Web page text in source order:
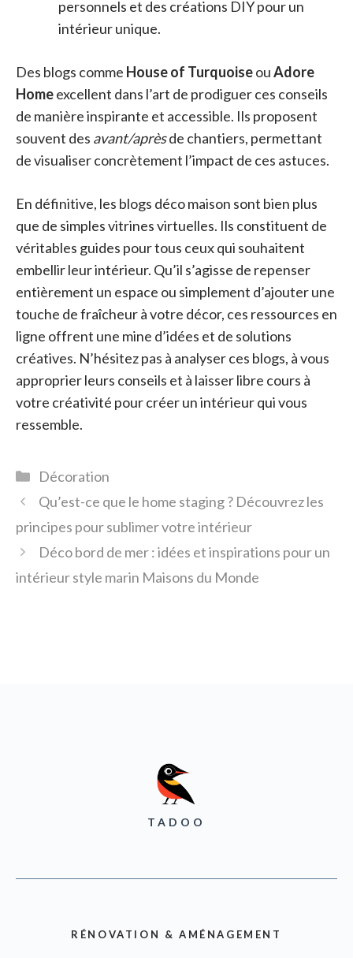
personnels et des créations DIY pour un
intérieur unique.
Des blogs comme House of TurquoiseouAdore
Homeexcellent dans l’art de prodiguer ces conseils
de manière inspirante et accessible. Ils proposent
souvent des avant/aprèsde chantiers, permettant
de visualiser concrètement l’impact de ces astuces.
En définitive, les blogs déco maison sont bien plus
que de simples vitrines virtuelles. Ils constituent de
véritables guides pour tous ceux qui souhaitent
embellir leur intérieur. Qu’il s’agisse de repenser
entièrement un espace ou simplement d’ajouter une
touche de fraîcheur à votre décor, ces ressources en
ligne offrent une mine d’idées et de solutions
créatives. N’hésitez pas à analyser ces blogs, à vous
approprier leurs conseils et à laisser libre cours à
votre créativité pour créer un intérieur qui vous
ressemble.
Catégories
Décoration
Qu’est-ce que le home staging ? Découvrez les
principes pour sublimer votre intérieur
Déco bord de mer : idées et inspirations pour un
intérieur style marin Maisons du Monde
TADOO
RÉNOVATION & AMÉNAGEMENT